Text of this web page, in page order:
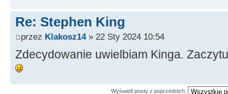
Re: Stephen King
przez Klakosz14» 22 Sty 2024 10:54
Zdecydowanie uwielbiam Kinga.
Wyświetl posty z poprzednich: